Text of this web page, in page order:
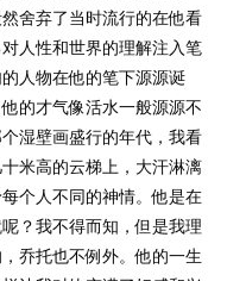
舍弃了当时流行的在他看
人性和世界的理解注入笔
人物在他的笔下源源诞
的才气像活水一般源源不
湿壁画盛行的年代，我看
米高的云梯上，大汗淋漓
个人不同的神情。他是在
？我不得而知，但是我理
乔托也不例外。他的一生